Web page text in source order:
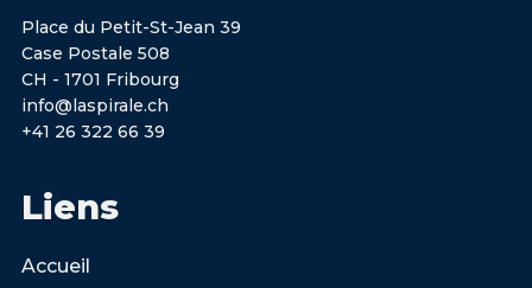
Place du Petit-St-Jean 39
Case Postale 508
CH - 1701 Fribourg
info@laspirale.ch
+41 26 322 66 39
Liens
Accueil